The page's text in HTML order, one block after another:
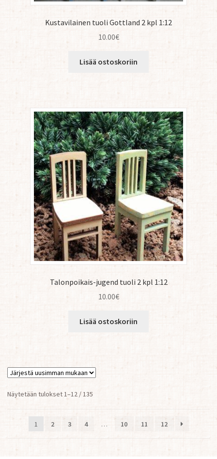
Kustavilainen tuoli Gottland 2 kpl 1:12
10.00€
Lisää ostoskoriin
Talonpoikais-jugend tuoli 2 kpl 1:12
10.00€
Lisää ostoskoriin
Näytetään tulokset 1–12 / 135
1
2 3 4 … 10 11 12